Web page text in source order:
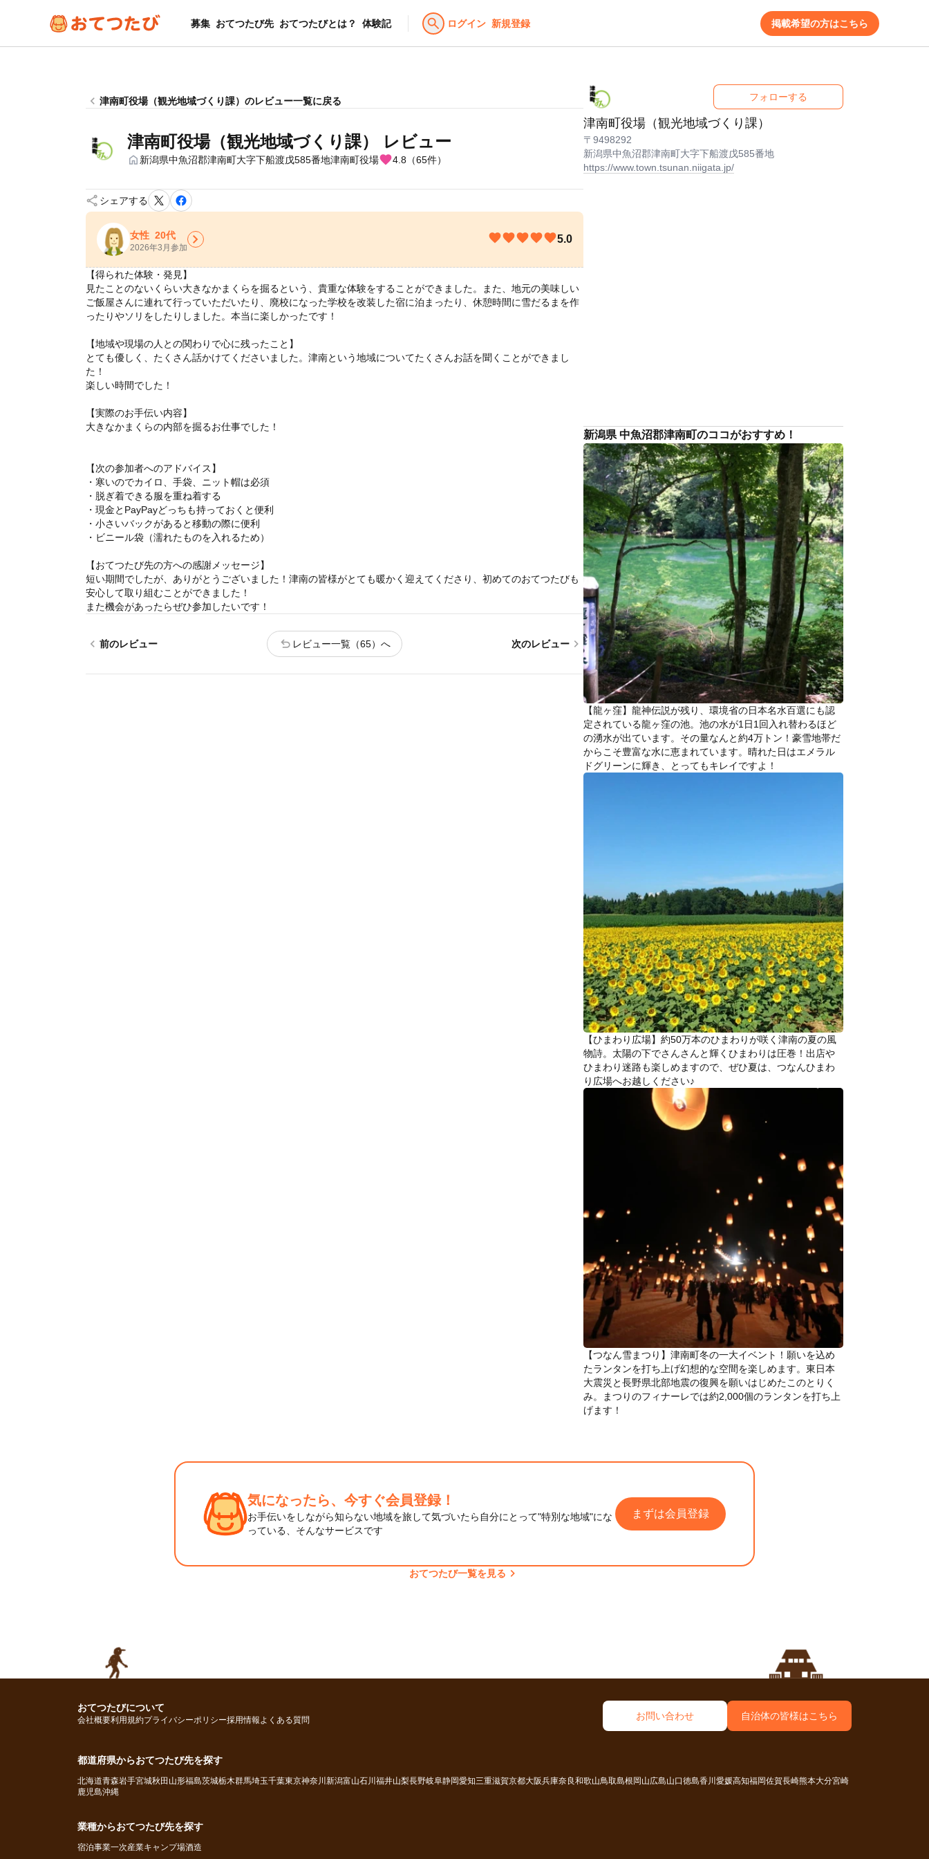
募集 おてつたび先 おてつたびとは？ 体験記 search ログイン 新規登録 掲載希望の方はこちら
chevron_left 津南町役場（観光地域づくり課）のレビュー一覧に戻る
津南町役場（観光地域づくり課） レビュー
home 新潟県中魚沼郡津南町大字下船渡戊585番地津南町役場favorite4.8（65件）
share シェアする
女性 20代
2026年3月参加chevron_right favorite
favoritefavorite
favoritefavorite
favoritefavorite
favoritefavorite
favorite5.0
【得られた体験・発見】
見たことのないくらい大きなかまくらを掘るという、貴重な体験をすることができました。また、地元の美味しい
ご飯屋さんに連れて行っていただいたり、廃校になった学校を改装した宿に泊まったり、休憩時間に雪だるまを作
ったりやソリをしたりしました。本当に楽しかったです！
【地域や現場の人との関わりで心に残ったこと】
とても優しく、たくさん話かけてくださいました。津南という地域についてたくさんお話を聞くことができまし
た！
楽しい時間でした！
【実際のお手伝い内容】
大きなかまくらの内部を掘るお仕事でした！
【次の参加者へのアドバイス】
・寒いのでカイロ、手袋、ニット帽は必須
・脱ぎ着できる服を重ね着する
・現金とPayPayどっちも持っておくと便利
・小さいバックがあると移動の際に便利
・ビニール袋（濡れたものを入れるため）
【おてつたび先の方への感謝メッセージ】
短い期間でしたが、ありがとうございました！津南の皆様がとても暖かく迎えてくださり、初めてのおてつたびも
安心して取り組むことができました！
また機会があったらぜひ参加したいです！
chevron_left 前のレビュー undo レビュー一覧（65）へ 次のレビュー chevron_right
フォローする
津南町役場（観光地域づくり課）
〒9498292
新潟県中魚沼郡津南町大字下船渡戊585番地
https://www.town.tsunan.niigata.jp/
新潟県 中魚沼郡津南町のココがおすすめ！
【龍ヶ窪】龍神伝説が残り、環境省の日本名水百選にも認
定されている龍ヶ窪の池。池の水が1日1回入れ替わるほど
の湧水が出ています。その量なんと約4万トン！豪雪地帯だ
からこそ豊富な水に恵まれています。晴れた日はエメラル
ドグリーンに輝き、とってもキレイですよ！
【ひまわり広場】約50万本のひまわりが咲く津南の夏の風
物詩。太陽の下でさんさんと輝くひまわりは圧巻！出店や
ひまわり迷路も楽しめますので、ぜひ夏は、つなんひまわ
り広場へお越しください♪
【つなん雪まつり】津南町冬の一大イベント！願いを込め
たランタンを打ち上げ幻想的な空間を楽しめます。東日本
大震災と長野県北部地震の復興を願いはじめたこのとりく
み。まつりのフィナーレでは約2,000個のランタンを打ち上
げます！
気になったら、今すぐ会員登録！
お手伝いをしながら知らない地域を旅して気づいたら自分にとって"特別な地域"にな
っている、そんなサービスです
まずは会員登録
おてつたび一覧を見る chevron_right
お問い合わせ 自治体の皆様はこちら
おてつたびについて
会社概要利用規約プライバシーポリシー採用情報よくある質問
都道府県からおてつたび先を探す
北海道青森岩手宮城秋田 山形福島茨城栃木群馬埼玉千葉東京神奈川 新潟富山石川 福井山梨長野岐阜静岡愛知三重滋賀京都大阪兵庫奈良和歌山鳥取島根 岡山広島山口徳島香川 愛媛高知福岡佐賀長崎熊本大分宮崎
鹿児島沖縄
業種からおてつたび先を探す
宿泊事業一次産業キャンプ場酒造